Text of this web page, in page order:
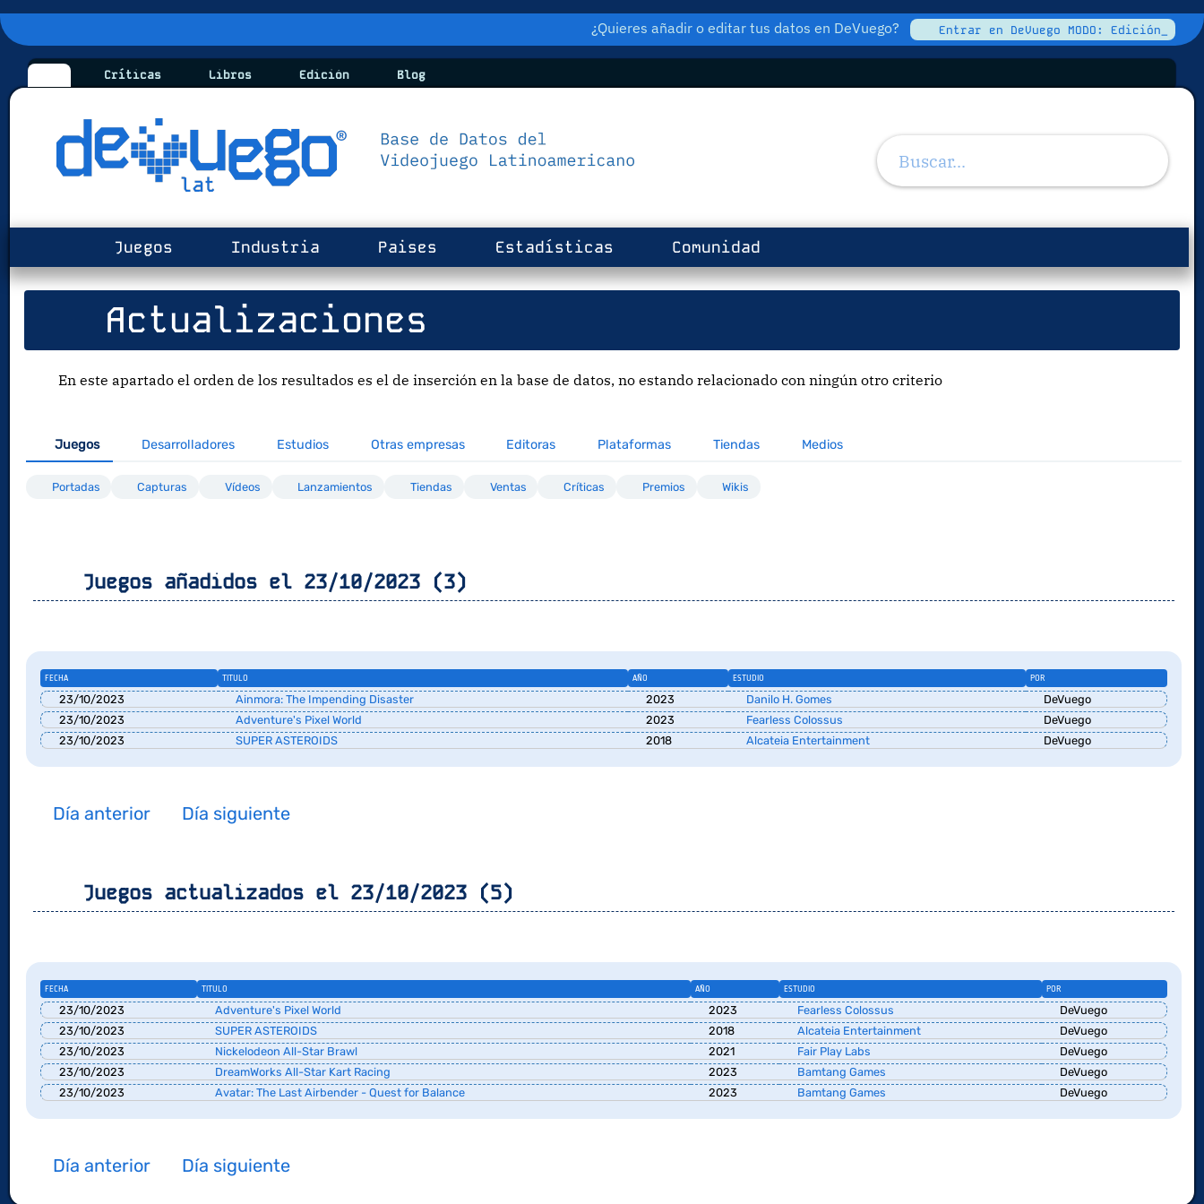
¿Quieres añadir o editar tus datos en DeVuego? Entrar en DeVuego MODO: Edición_
Críticas Libros Edición Blog
Juegos Industria Paises Estadísticas Comunidad
Actualizaciones
En este apartado el orden de los resultados es el de inserción en la base de datos, no estando relacionado con ningún otro criterio
Juegos Desarrolladores Estudios Otras empresas Editoras Plataformas Tiendas Medios
Portadas Capturas Vídeos Lanzamientos Tiendas Ventas Críticas Premios Wikis
Juegos añadidos el 23/10/2023 (3)
FECHA TITULO AÑO ESTUDIO POR
23/10/2023 Ainmora: The Impending Disaster 2023 Danilo H. Gomes
DeVuego
23/10/2023
Adventure's Pixel World 2023 Fearless Colossus
DeVuego
23/10/2023
SUPER ASTEROIDS 2018 Alcateia Entertainment DeVuego
Día anterior Día siguiente
Juegos actualizados el 23/10/2023 (5)
FECHA TITULO AÑO ESTUDIO POR
23/10/2023 Adventure's Pixel World 2023 Fearless Colossus
DeVuego
23/10/2023
SUPER ASTEROIDS 2018 Alcateia Entertainment
DeVuego
23/10/2023
Nickelodeon All-Star Brawl 2021 Fair Play Labs
DeVuego
23/10/2023
DreamWorks All-Star Kart Racing 2023 Bamtang Games
DeVuego
23/10/2023
Avatar: The Last Airbender - Quest for Balance 2023 Bamtang Games DeVuego
Día anterior Día siguiente